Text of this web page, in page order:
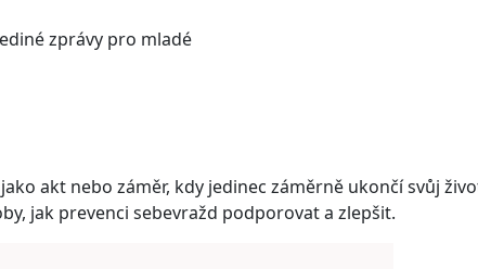
zprávy pro mladé
akt nebo záměr, kdy jedinec záměrně ukončí svůj
jak prevenci sebevražd podporovat a zlepšit.